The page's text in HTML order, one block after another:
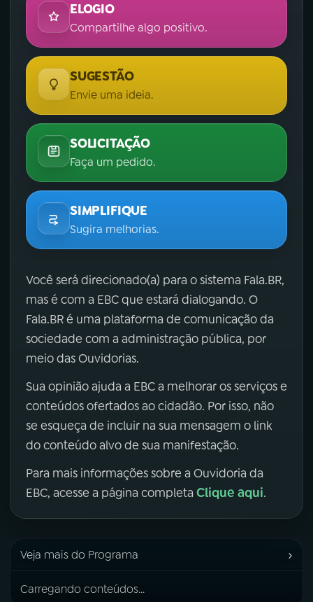
ELOGIO
Compartilhe algo positivo.
SUGESTÃO
Envie uma ideia.
SOLICITAÇÃO
Faça um pedido.
SIMPLIFIQUE
Sugira melhorias.
Você será direcionado(a) para o sistema Fala.BR,
mas é com a EBC que estará dialogando. O
Fala.BR é uma plataforma de comunicação da
sociedade com a administração pública, por
meio das Ouvidorias.
Sua opinião ajuda a EBC a melhorar os serviços e
conteúdos ofertados ao cidadão. Por isso, não
se esqueça de incluir na sua mensagem o link
do conteúdo alvo de sua manifestação.
Para mais informações sobre a Ouvidoria da
EBC, acesse a página completa Clique aqui.
Veja mais do Programa ›
Carregando conteúdos...